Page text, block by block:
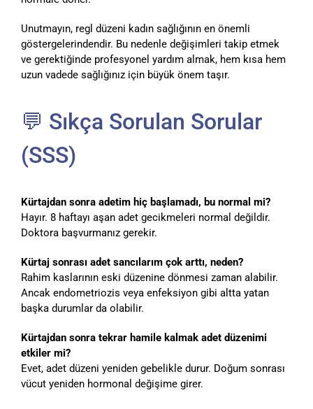
Unutmayın, regl düzeni kadın sağlığının en önemli
göstergelerindendir. Bu nedenle değişimleri takip etmek
ve gerektiğinde profesyonel yardım almak, hem kısa hem
uzun vadede sağlığınız için büyük önem taşır.
💬 Sıkça Sorulan Sorular
(SSS)
Kürtajdan sonra adetim hiç başlamadı, bu normal mi?
Hayır. 8 haftayı aşan adet gecikmeleri normal değildir.
Doktora başvurmanız gerekir.
Kürtaj sonrası adet sancılarım çok arttı, neden?
Rahim kaslarının eski düzenine dönmesi zaman alabilir.
Ancak endometriozis veya enfeksiyon gibi altta yatan
başka durumlar da olabilir.
Kürtajdan sonra tekrar hamile kalmak adet düzenimi
etkiler mi?
Evet, adet düzeni yeniden gebelikle durur. Doğum sonrası
vücut yeniden hormonal değişime girer.